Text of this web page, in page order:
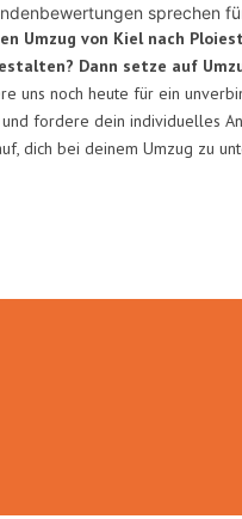
sprechen
Umzug von Kiel nach
Dann setze auf
uns noch heute für ein
fordere dein individuelles
dich bei deinem Umzug zu